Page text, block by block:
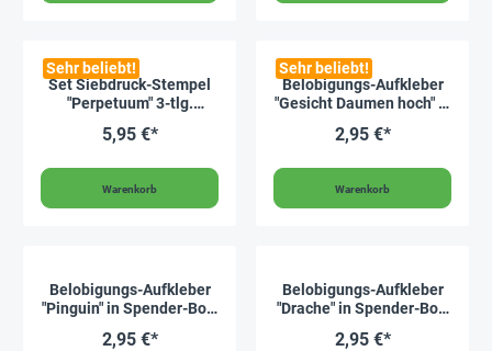
Sehr beliebt!
Set Siebdruck-Stempel
"Perpetuum" 3-tlg.
Gesichter"
5,95 €*
Warenkorb
Sehr beliebt!
Belobigungs-Aufkleber
"Gesicht Daumen hoch" in
2,95 €*
Warenkorb
Belobigungs-Aufkleber
"Pinguin" in Spender-Box,
2,95 €*
Belobigungs-Aufkleber
"Drache" in Spender-Box,
2,95 €*